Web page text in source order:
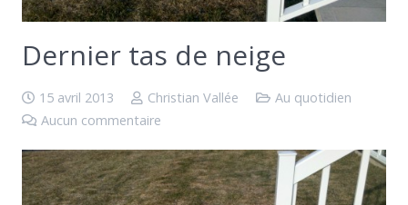
Dernier tas de neige
15 avril 2013 Christian Vallée
Au quotidien
Aucun commentaire